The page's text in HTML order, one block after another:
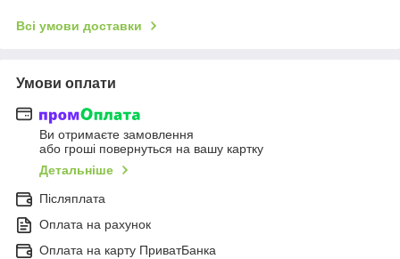
Всі умови доставки
Умови оплати
Ви отримаєте замовлення
або гроші повернуться на вашу картку
Детальніше
Післяплата
Оплата на рахунок
Оплата на карту ПриватБанка